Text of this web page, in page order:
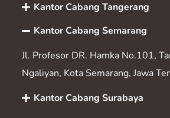
Kantor Cabang Tangerang
Kantor Cabang Semarang
Jl. Profesor DR. Hamka No.101,
Ngaliyan, Kota Semarang, Jawa
Kantor Cabang Surabaya